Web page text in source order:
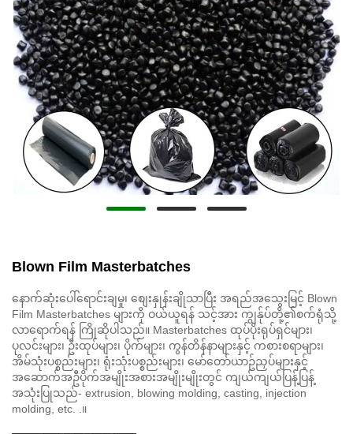
Blown Film Masterbatches
နောက်ဆုံးပေါ်ရောင်းချမှု၊ စျေးနှုန်းချိုသာပြီး အရည်အသွေးမြင့် Blown
Film Masterbatches များကို ဝယ်ယူရန် သင့်အား ကျွန်ုပ်တို့၏စက်ရုံသို့
လာရောက်ရန် ကြိုဆိုပါသည်။ Masterbatches ထုပ်ပိုးရုပ်ရှင်များ၊
ပုလင်းများ၊ ဦးထုပ်များ၊ ပိုက်များ၊ ကွန်တိန်နာများနှင့် ကစားစရာများ၊
အိမ်သုံးပစ္စည်းများ၊ ရုံးသုံးပစ္စည်းများ၊ မော်တော်ယာဥ်ညှပ်များနှင့်
အဆောက်အဦပိုက်အမျိုးအစားအမျိုးမျိုးတွင် ကျယ်ကျယ်ပြန့်ပြန့်
အသုံးပြုသည်- extrusion, blowing molding, casting, injection
molding, etc. .။